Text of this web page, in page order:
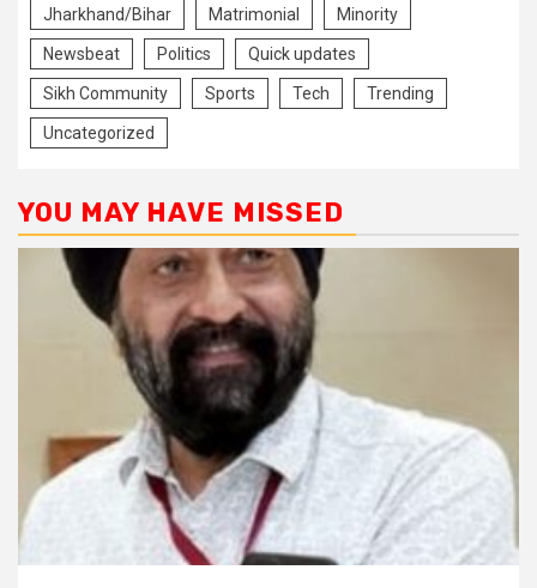
Jharkhand/Bihar Matrimonial Minority
Newsbeat Politics Quick updates
Sikh Community Sports Tech Trending
Uncategorized
YOU MAY HAVE MISSED